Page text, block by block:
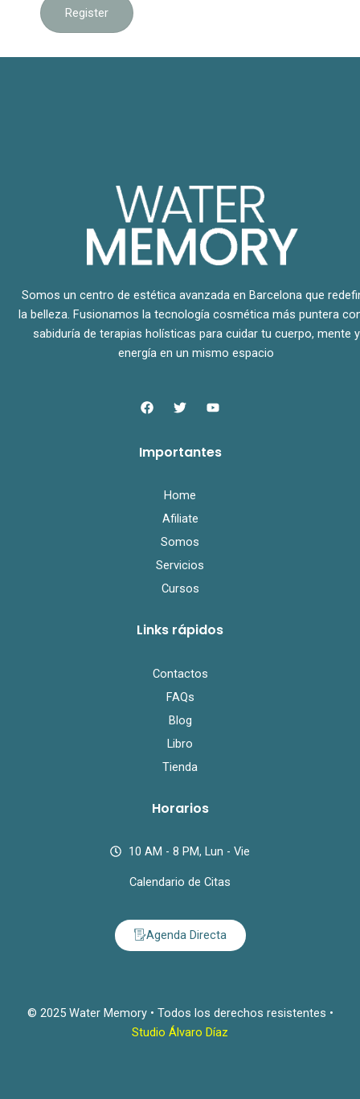
Somos un centro de estética avanzada en Barcelona que
la belleza. Fusionamos la tecnología cosmética más puntera
sabiduría de terapias holísticas para cuidar tu cuerpo, mente y
energía en un mismo espacio
F
a
b
T
w
t
Y
o
u
Importantes
Home
Afiliate
Somos
Servicios
Cursos
Links rápidos
Contactos
FAQs
Blog
Libro
Tienda
Horarios
10 AM - 8 PM, Lun - Vie
Calendario de Citas
Agenda Directa
© 2025 Water Memory • Todos los derechos resistentes •
Studio Álvaro Díaz